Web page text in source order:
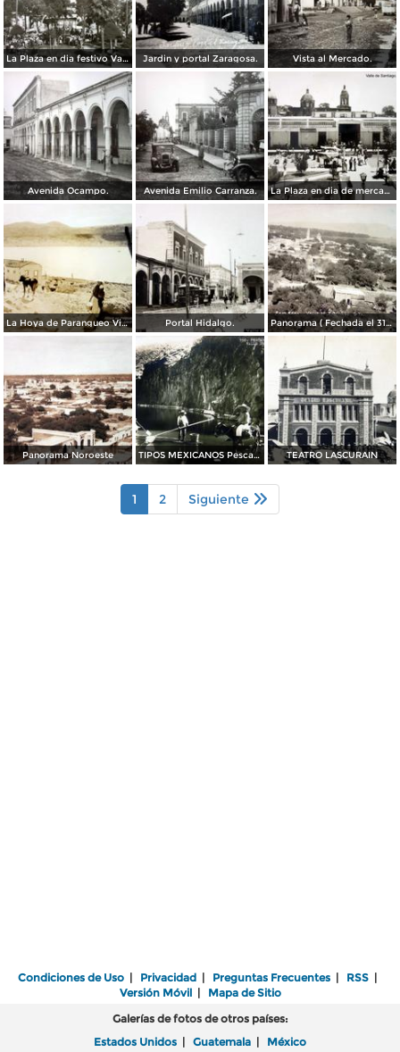
La Plaza en dia festivo Valle de Santiago, Guanajuato. Jardin y portal Zaragosa. Vista al Mercado.
Avenida Ocampo. Avenida Emilio Carranza. La Plaza en dia de mercado Valle de Santiago, Guanajuato.
La Hoya de Parangueo Viejo. Portal Hidalgo. Panorama ( Fechada el 31 de Enero de 1928 ).
Panorama Noroeste TIPOS MEXICANOS Pescadores de Charal TEATRO LASCURAIN
1 2 Siguiente
Condiciones de Uso | Privacidad | Preguntas Frecuentes | RSS |
Versión Móvil| Mapa de Sitio
Galerías de fotos de otros países:
Estados Unidos | Guatemala | México